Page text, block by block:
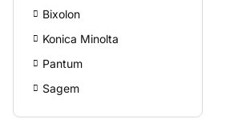
Bixolon
Konica Minolta
Pantum
Sagem